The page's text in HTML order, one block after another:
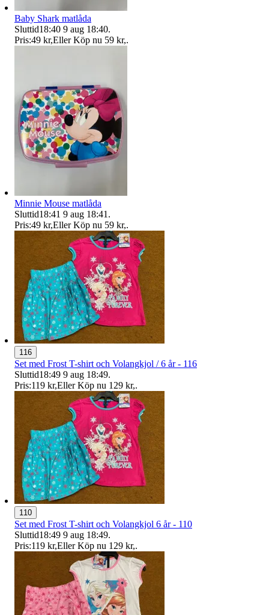
Baby Shark matlåda
Sluttid18:40 9 aug 18:40.
Pris:49 kr,Eller Köp nu 59 kr,.
Minnie Mouse matlåda
Sluttid18:41 9 aug 18:41 .
Pris:49 kr,Eller Köp nu 59 kr,.
116
Set med Frost T-shirt och Volangkjol / 6 år - 116
Sluttid18:49 9 aug 18:49.
Pris:119 kr,Eller Köp nu 129 kr,.
110
Set med Frost T-shirt och Volangkjol 6 år - 110
Sluttid18:49 9 aug 18:49.
Pris:119 kr,Eller Köp nu 129 kr,.